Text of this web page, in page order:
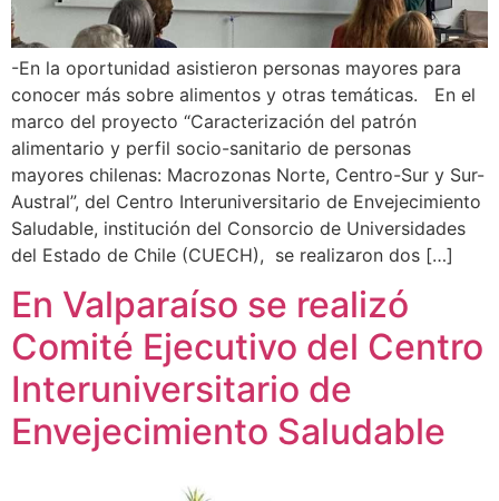
-En la oportunidad asistieron personas mayores para
conocer más sobre alimentos y otras temáticas. En el
marco del proyecto “Caracterización del patrón
alimentario y perfil socio-sanitario de personas
mayores chilenas: Macrozonas Norte, Centro-Sur y Sur-
Austral”, del Centro Interuniversitario de Envejecimiento
Saludable, institución del Consorcio de Universidades
del Estado de Chile (CUECH), se realizaron dos […]
En Valparaíso se realizó
Comité Ejecutivo del Centro
Interuniversitario de
Envejecimiento Saludable